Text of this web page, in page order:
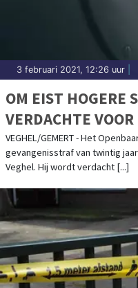
3 februari 2021, 12:26 uur
OM EIST HOGERE
VERDACHTE
VEGHEL/GEMERT - Het
gevangenisstraf van twintig
Veghel. Hij wordt verdacht [...]